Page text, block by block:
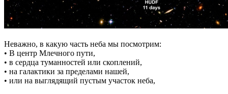
Неважно, в какую часть неба мы посмотрим:
• В центр Млечного пути,
• в сердца туманностей или скоплений,
• на галактики за пределами нашей,
• или на выглядящий пустым участок неба,